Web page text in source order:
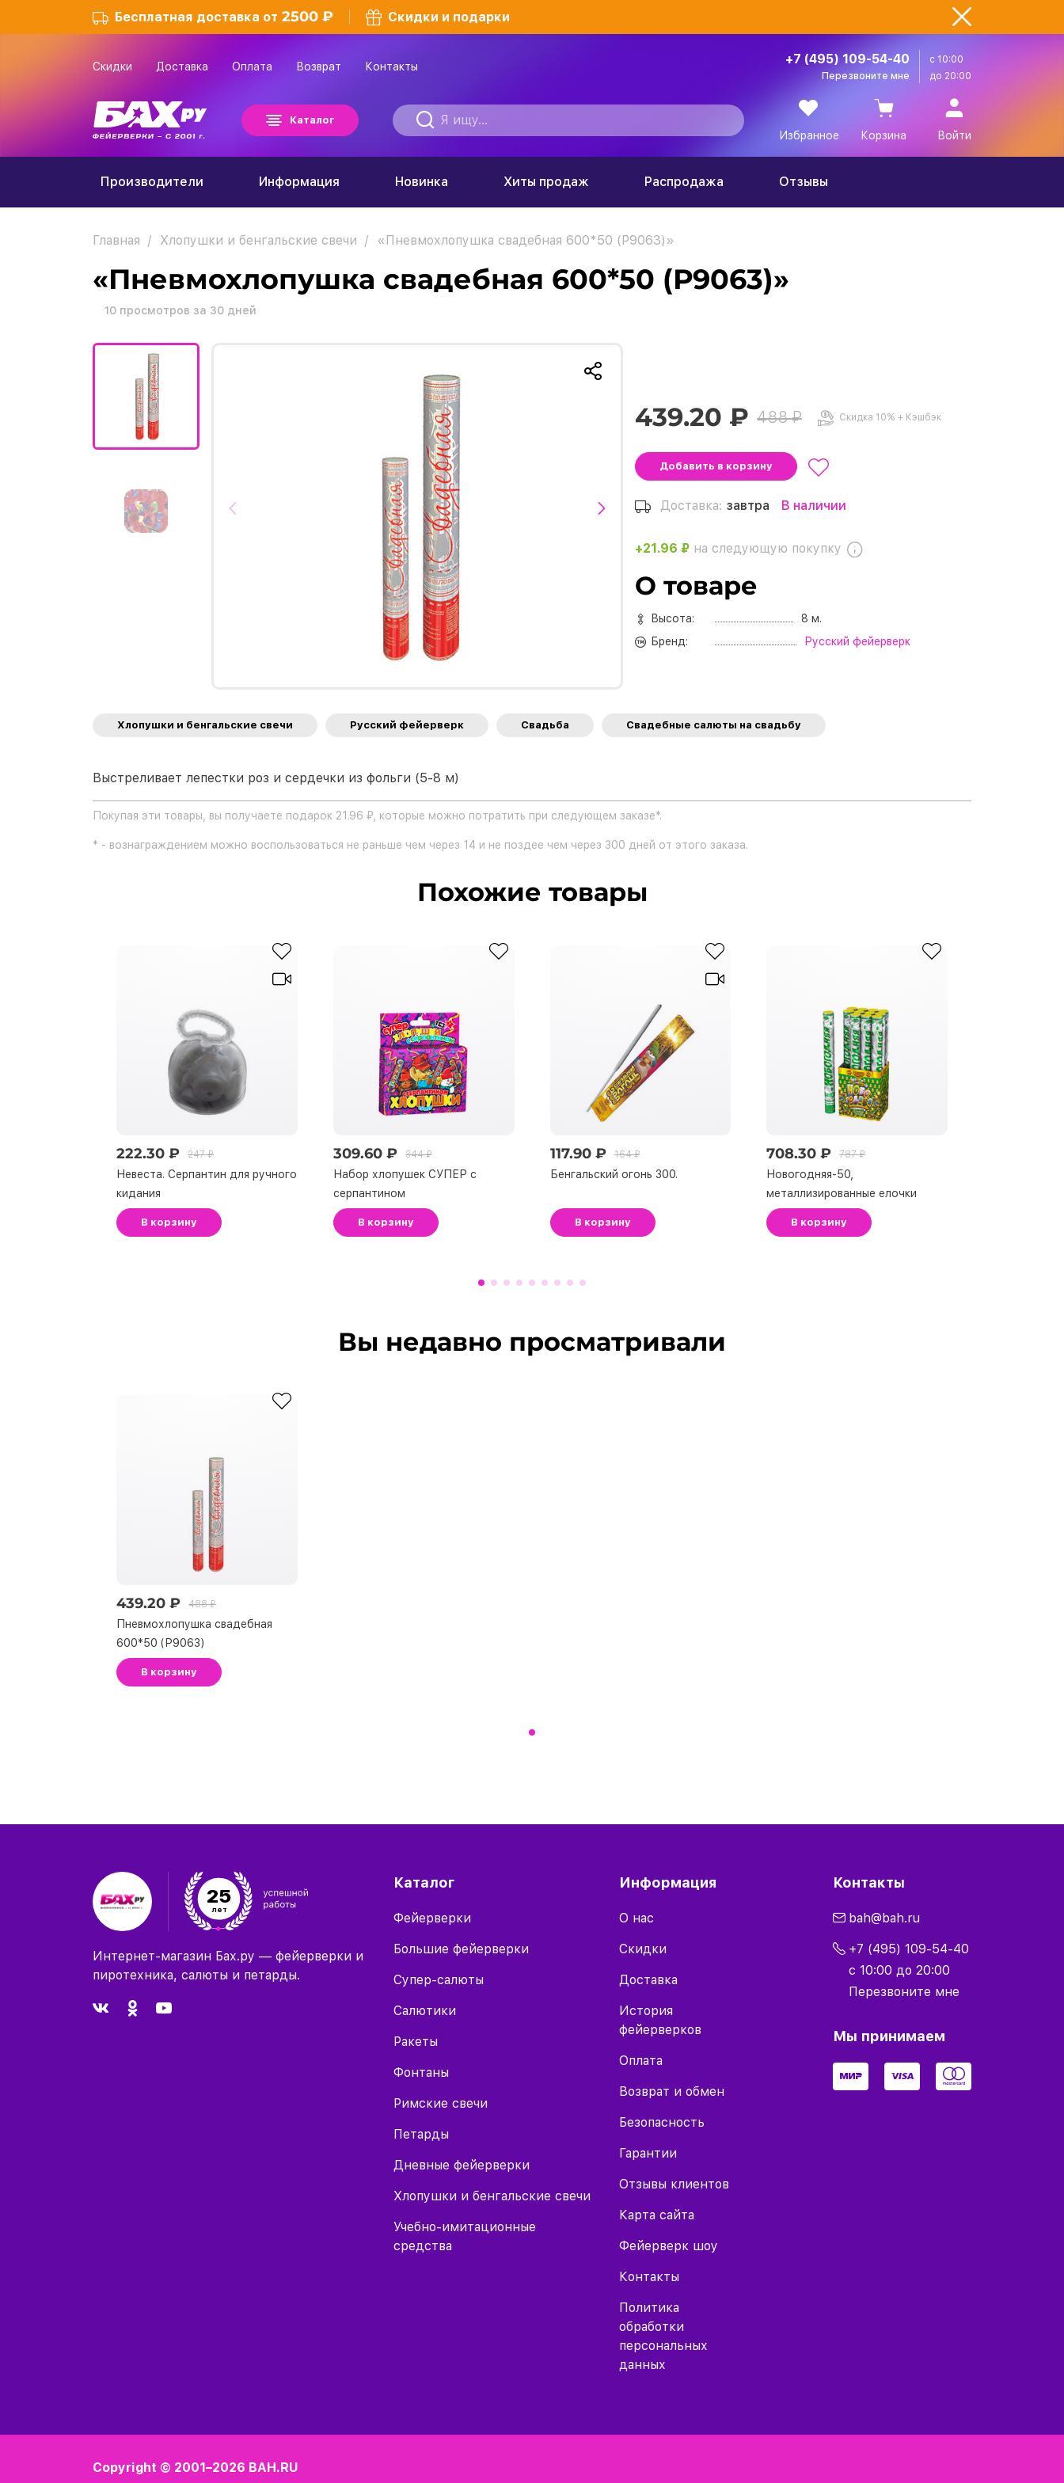
Бесплатная доставка от 2500 ₽ Скидки и подарки
Скидки Доставка Оплата Возврат Контакты +7 (495) 109-54-40
Перезвоните мне
с 10:00
до 20:00
Каталог
Избранное Корзина Войти
Производители Информация Новинка Хиты продаж Распродажа Отзывы
Главная Хлопушки и бенгальские свечи «Пневмохлопушка свадебная 600*50 (Р9063)»
«Пневмохлопушка свадебная 600*50 (Р9063)»
10 просмотров за 30 дней
439.20 ₽ 488 ₽ Скидка 10% + Кэшбэк
Добавить в корзину
Доставка: завтра В наличии
+21.96 ₽ на следующую покупку
О товаре
Высота:
8 м.
Бренд:
Русский фейерверк
Хлопушки и бенгальские свечи Русский фейерверк Свадьба Свадебные салюты на свадьбу
Выстреливает лепестки роз и сердечки из фольги (5-8 м)
Покупая эти товары, вы получаете подарок 21.96 ₽, которые можно потратить при следующем заказе*.
* - вознаграждением можно воспользоваться не раньше чем через 14 и не поздее чем через 300 дней от этого заказа.
Похожие товары
222.30 ₽ 247 ₽
Невеста. Серпантин для ручного
кидания
В корзину
309.60 ₽ 344 ₽
Набор хлопушек СУПЕР с
серпантином
В корзину
117.90 ₽ 164 ₽
Бенгальский огонь 300.
В корзину
708.30 ₽ 787 ₽
Новогодняя-50,
металлизированные елочки
В корзину
Вы недавно просматривали
439.20 ₽ 488 ₽
Пневмохлопушка свадебная
600*50 (Р9063)
В корзину
25
лет
Интернет-магазин Бах.ру — фейерверки и
пиротехника, салюты и петарды.
Каталог
Фейерверки
Большие фейерверки
Супер-салюты
Салютики
Ракеты
Фонтаны
Римские свечи
Петарды
Дневные фейерверки
Хлопушки и бенгальские свечи
Учебно-имитационные
средства
Информация
О нас
Скидки
Доставка
История
фейерверков
Оплата
Возврат и обмен
Безопасность
Гарантии
Отзывы клиентов
Карта сайта
Фейерверк шоу
Контакты
Политика
обработки
персональных
данных
Контакты
bah@bah.ru
+7 (495) 109-54-40
с 10:00 до 20:00
Перезвоните мне
Мы принимаем
Copyright © 2001–2026 BAH.RU